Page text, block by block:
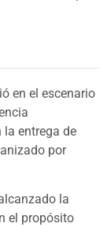
en el escenario
entrega de
por
la
el propósito